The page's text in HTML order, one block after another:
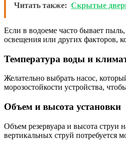
Читать также: Скрытые
Если в водоеме часто бывает
освещения или других факторов,
Температура воды и
Желательно выбрать насос,
морозостойкости устройства,
Объем и высота установки
Объем резервуара и высота струи
вертикальных струй потребуется